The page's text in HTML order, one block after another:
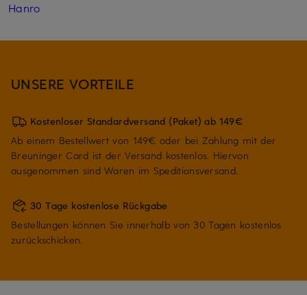
Hanro
UNSERE VORTEILE
Kostenloser Standardversand (Paket) ab 149€
Ab einem Bestellwert von 149€ oder bei Zahlung mit der
Breuninger Card ist der Versand kostenlos. Hiervon
ausgenommen sind Waren im Speditionsversand.
30 Tage kostenlose Rückgabe
Bestellungen können Sie innerhalb von 30 Tagen kostenlos
zurückschicken.